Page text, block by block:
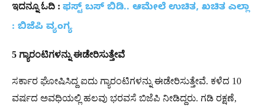
ಇದನ್ನೂ ಓದಿ : ಫಸ್ಟ್ ಬಸ್ ಬಿಡಿ.. ಆಮೇಲೆ ಉಚಿತ, ಖಚಿತ ಎಲ್ಲಾ
: ಬಿಜೆಪಿ ವ್ಯಂಗ್ಯ
5 ಗ್ಯಾರಂಟಿಗಳನ್ನು ಈಡೇರಿಸುತ್ತೇವೆ
ಸರ್ಕಾರ ಘೋಷಿಸಿದ್ದ ಐದು ಗ್ಯಾರಂಟಿಗಳನ್ನು ಈಡೇರಿಸುತ್ತೇವೆ. ಕಳೆದ 10
ವರ್ಷದ ಅವಧಿಯಲ್ಲಿ ಹಲವು ಭರವಸೆ ಬಿಜೆಪಿ ನೀಡಿದ್ದರು. ಗಡಿ ರಕ್ಷಣೆ,